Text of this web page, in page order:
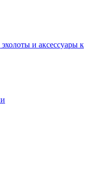
и аксессуары к